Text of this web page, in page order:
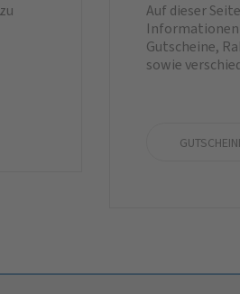
Auf dieser
Informationen
Gutscheine,
sowie